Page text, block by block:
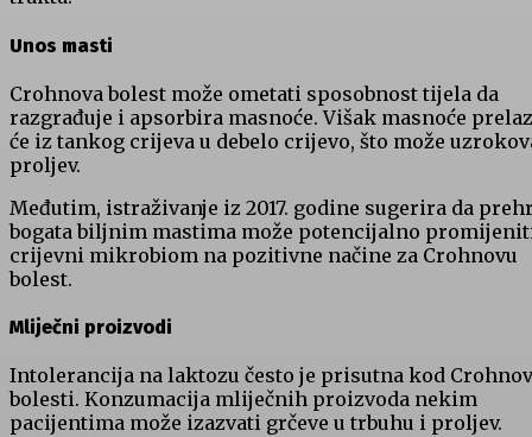
Unos masti
Crohnova bolest može ometati sposobnost tijela da
razgrađuje i apsorbira masnoće. Višak masnoće
će iz tankog crijeva u debelo crijevo, što može
proljev.
Međutim, istraživanje iz 2017. godine sugerira da
bogata biljnim mastima može potencijalno
crijevni mikrobiom na pozitivne načine za Crohnovu
bolest.
Mliječni proizvodi
Intolerancija na laktozu često je prisutna kod
bolesti. Konzumacija mliječnih proizvoda nekim
pacijentima može izazvati grčeve u trbuhu i proljev.